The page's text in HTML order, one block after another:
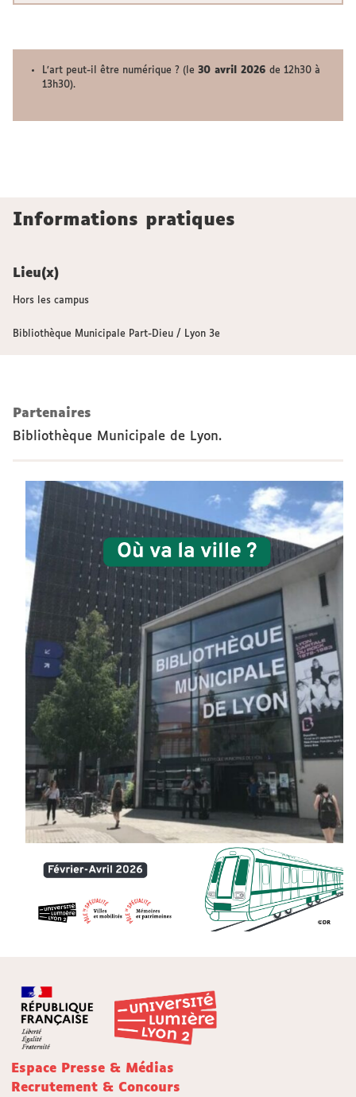
L’art peut-il être numérique ? (le30 avril 2026 de 12h30 à
13h30).
Informations pratiques
Lieu(x)
Hors les campus
Bibliothèque Municipale Part-Dieu / Lyon 3e
Partenaires
Bibliothèque Municipale de Lyon.
Espace Presse & Médias
Recrutement & Concours